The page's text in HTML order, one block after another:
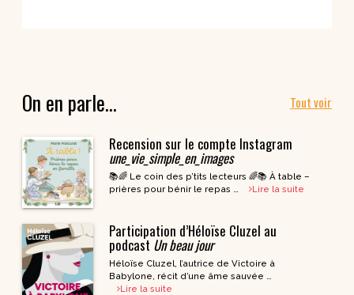
On en parle… Tout voir
Recension sur le compte Instagram
une_vie_simple_en_images
📚🌈 Le coin des p’tits lecteurs 🌈📚 À table –
prières pour bénir le repas …
Lire la suite
Participation d’Héloïse Cluzel au
podcast Un beau jour
Héloïse Cluzel, l’autrice de Victoire à
Babylone, récit d’une âme sauvée …
Lire la suite